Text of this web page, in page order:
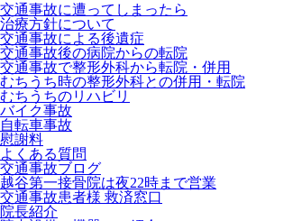
交通事故に遭ってしまったら
治療方針について
交通事故による後遺症
交通事故後の病院からの転院
交通事故で整形外科から転院・併用
むちうち時の整形外科との併用・転院
むちうちのリハビリ
バイク事故
自転車事故
慰謝料
よくある質問
交通事故ブログ
越谷第一接骨院は夜22時まで営業
交通事故患者様 救済窓口
院長紹介